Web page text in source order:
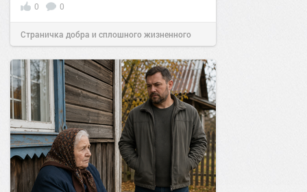
0 0
Страничка добра и сплошного жизненного
позитива!07:1001 фев 2023